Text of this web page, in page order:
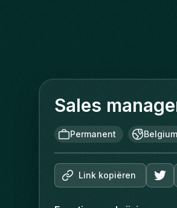
Sales
Permanent Belgium
Link kopiëren